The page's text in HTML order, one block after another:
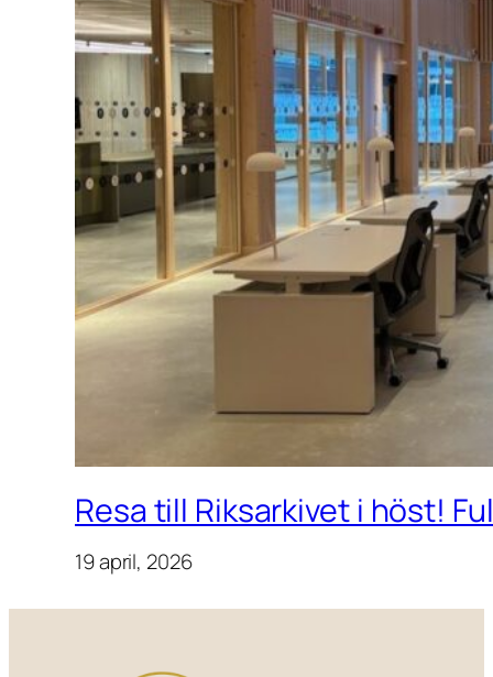
Resa till Riksarkivet i höst!
19 april, 2026